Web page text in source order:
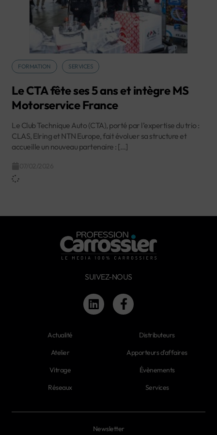
FORMATION SERVICES
Le CTA fête ses 5 ans et intègre MS
Motorservice France
Le Club Technique Auto (CTA), porté par l’expertise du trio :
CLAS, Elring et NTN Europe, fait évoluer sa structure et
accueille un nouveau partenaire : […]
SUIVEZ-NOUS
Actualité
Atelier
Vitrage
Réseaux
Distributeurs
Apporteurs d'affaires
Évènements
Services
Newsletter